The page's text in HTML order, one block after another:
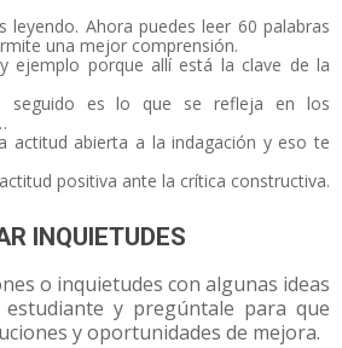
leyendo. Ahora puedes leer 60 palabras
una mejor comprensión.
ejemplo porque allí está la clave de la
seguido es lo que se refleja en los
actitud abierta a la indagación y eso te
positiva ante la crítica constructiva.
INQUIETUDES
o inquietudes con algunas ideas
y pregúntale para que
y oportunidades de mejora.